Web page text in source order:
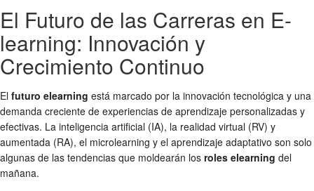
El Futuro de las Carreras en E-
learning: Innovación y
Crecimiento Continuo
El futuro elearning está marcado por la innovación tecnológica y una
demanda creciente de experiencias de aprendizaje personalizadas y
efectivas. La inteligencia artificial (IA), la realidad virtual (RV) y
aumentada (RA), el microlearning y el aprendizaje adaptativo son solo
algunas de las tendencias que moldearán los roles elearning del
mañana.